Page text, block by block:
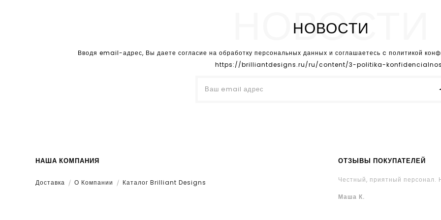
НОВОСТИ
НОВОСТИ
Вводя email-адрес, Вы даете согласие на обработку персональных данных и соглашаетесь c политикой
https://brilliantdesigns.ru/ru/content/3-politika-
НАША КОМПАНИЯ
Доставка О Компании Каталог Brilliant Designs
ОТЗЫВЫ ПОКУПАТЕЛЕЙ
Честный, приятный персонал.
Маша К.